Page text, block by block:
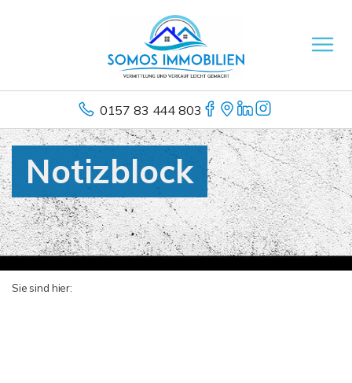
0157 83 444 803
Notizblock
Sie sind hier: